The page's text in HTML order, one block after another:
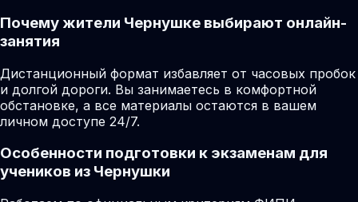
Почему жители Чернушке выбирают онлайн-
занятия
Дистанционный формат избавляет от часовых пробок
и долгой дороги. Вы занимаетесь в комфортной
обстановке, а все материалы остаются в вашем
личном доступе 24/7.
Особенности подготовки к экзаменам для
учеников из Чернушки